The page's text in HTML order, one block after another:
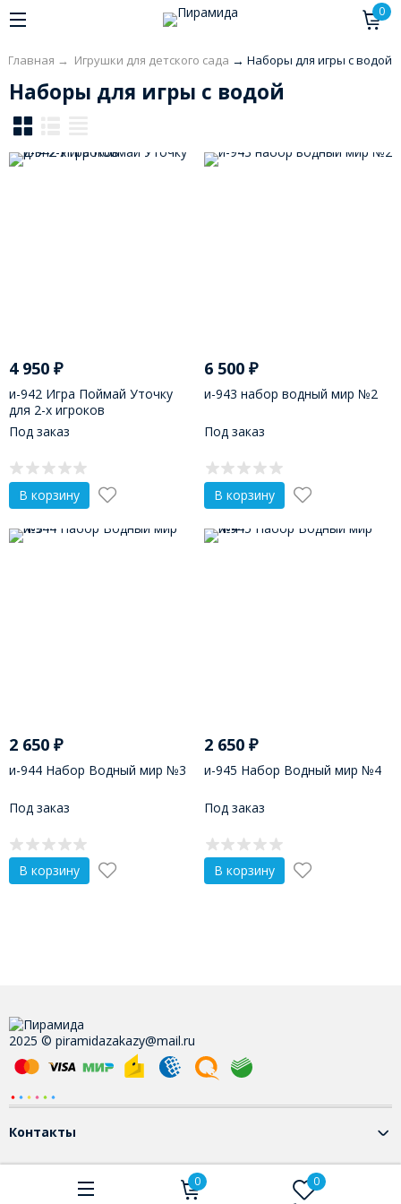
0
Главная → Игрушки для детского сада → Наборы для игры с водой
Наборы для игры с водой
4 950 ₽
и-942 Игра Поймай Уточку
для 2-х игроков
Под заказ
В корзину
6 500₽
и-943 набор водный мир №2
Под заказ
В корзину
2 650 ₽
и-944 Набор Водный мир №3
Под заказ
В корзину
2 650₽
и-945 Набор Водный мир №4
Под заказ
В корзину
2025 © piramidazakazy@mail.ru
Контакты
0 0